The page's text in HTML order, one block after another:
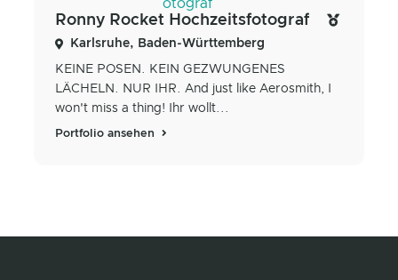
Ronny Rocket Hochzeitsfotograf
Karlsruhe, Baden-Württemberg
KEINE POSEN. KEIN GEZWUNGENES
LÄCHELN. NUR IHR. And just like Aerosmith, I
won't miss a thing! Ihr wollt...
Portfolio ansehen